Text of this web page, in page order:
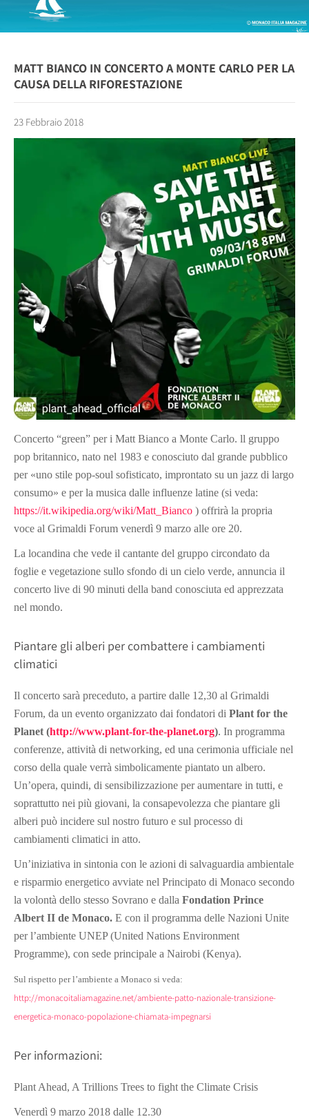
MATT BIANCO IN CONCERTO A MONTE CARLO PER LA
CAUSA DELLA RIFORESTAZIONE
23 Febbraio 2018
Concerto “green” per i Matt Bianco a Monte Carlo. ll gruppo
pop britannico, nato nel 1983 e conosciuto dal grande pubblico
per «uno stile pop-soul sofisticato, improntato su un jazz di largo
consumo» e per la musica dalle influenze latine (si veda:
https://it.wikipedia.org/wiki/Matt_Bianco ) offrirà la propria
voce al Grimaldi Forum venerdì 9 marzo alle ore 20.
La locandina che vede il cantante del gruppo circondato da
foglie e vegetazione sullo sfondo di un cielo verde, annuncia il
concerto live di 90 minuti della band conosciuta ed apprezzata
nel mondo.
Piantare gli alberi per combattere i cambiamenti
climatici
Il concerto sarà preceduto, a partire dalle 12,30 al Grimaldi
Forum, da un evento organizzato dai fondatori di Plant for the
Planet (http://www.plant-for-the-planet.org). In programma
conferenze, attività di networking, ed una cerimonia ufficiale nel
corso della quale verrà simbolicamente piantato un albero.
Un’opera, quindi, di sensibilizzazione per aumentare in tutti, e
soprattutto nei più giovani, la consapevolezza che piantare gli
alberi può incidere sul nostro futuro e sul processo di
cambiamenti climatici in atto.
Un’iniziativa in sintonia con le azioni di salvaguardia ambientale
e risparmio energetico avviate nel Principato di Monaco secondo
la volontà dello stesso Sovrano e dalla Fondation Prince
Albert II de Monaco. E con il programma delle Nazioni Unite
per l’ambiente UNEP (United Nations Environment
Programme), con sede principale a Nairobi (Kenya).
Sul rispetto per l’ambiente a Monaco si veda:
http://monacoitaliamagazine.net/ambiente-patto-nazionale-transizione-
energetica-monaco-popolazione-chiamata-impegnarsi
Per informazioni:
Plant Ahead, A Trillions Trees to fight the Climate Crisis
Venerdì 9 marzo 2018 dalle 12.30